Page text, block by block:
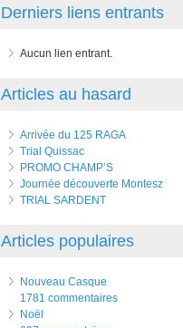
Derniers liens entrants
Aucun lien entrant.
Articles au hasard
Arrivée du 125 RAGA
Trial Quissac
PROMO CHAMP’S
Journée découverte Montesz
TRIAL SARDENT
Articles populaires
Nouveau Casque
1781 commentaires
Noël